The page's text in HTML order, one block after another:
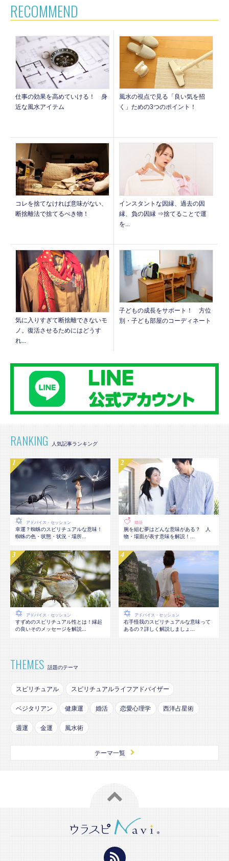
RECOMMEND
仕事の効果を高めていける！ 身
近な風水アイテム
風水の視点で見る「良い気を招
く」ための3つのポイント！
コレを捨てなければ意味がない、
断捨離法で捨てるべき物！
インスタントな因縁、過去の因
縁、負の因縁 ⇒捨てることで運
を...
気に入りすぎて断捨離できないモ
ノ。復活させるためにはどうす
れ...
子どもの成長をサポート！ 方位
別・子ども部屋のコーディネート
RANKING
アドバイス・セッション
幸運？蜘蛛のスピリチュアルな意味！
蜘蛛の色・状態・状況・場所...
婚活
腕を組む夢はどんな意味がある？ 人
物・場面が表す意味を解説！...
アドバイス・セッション
すずめのスピリチュアル性とは！縁起
の良いそのメッセージを解説...
アドバイス・セッション
右手怪我のスピリチュアルな意味って
あるの？詳しく解説しましょ...
THEMES 話題のテーマ
スピリチュアル スピリチュアルライフアドバイザー
ベジタリアン 健康運 婚活 恋愛心理学 西洋占星術
週運 金運 風水術
テーマ一覧